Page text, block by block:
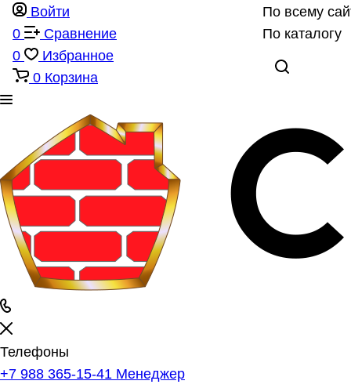
По всему
По каталогу
Войти
0
Сравнение
0
Избранное
0 Корзина
Телефоны
+7 988 365-15-41 Менеджер